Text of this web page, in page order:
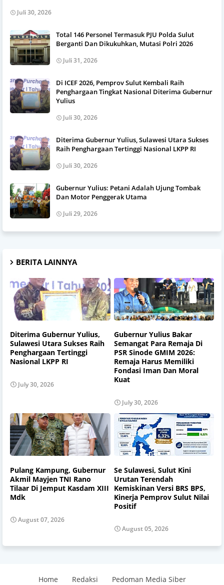
Juli 30, 2026
Total 146 Personel Termasuk PJU Polda Sulut
Berganti Dan Dikukuhkan, Mutasi Polri 2026
Juli 31, 2026
Di ICEF 2026, Pemprov Sulut Kembali Raih
Penghargaan Tingkat Nasional Diterima Gubernur
Yulius
Juli 30, 2026
Diterima Gubernur Yulius, Sulawesi Utara Sukses
Raih Penghargaan Tertinggi Nasional LKPP RI
Juli 30, 2026
Gubernur Yulius: Petani Adalah Ujung Tombak
Dan Motor Penggerak Utama
Juli 29, 2026
BERITA LAINNYA
Diterima Gubernur Yulius,
Sulawesi Utara Sukses Raih
Penghargaan Tertinggi
Nasional LKPP RI
July 30, 2026
Gubernur Yulius Bakar
Semangat Para Remaja Di
PSR Sinode GMIM 2026:
Remaja Harus Memiliki
Fondasi Iman Dan Moral
Kuat
July 30, 2026
Pulang Kampung, Gubernur
Akmil Mayjen TNI Rano
Tilaar Di Jemput Kasdam XIII
Mdk
August 07, 2026
Se Sulawesi, Sulut Kini
Urutan Terendah
Kemiskinan Versi BRS BPS,
Kinerja Pemprov Sulut Nilai
Positif
August 05, 2026
Home Redaksi Pedoman Media Siber